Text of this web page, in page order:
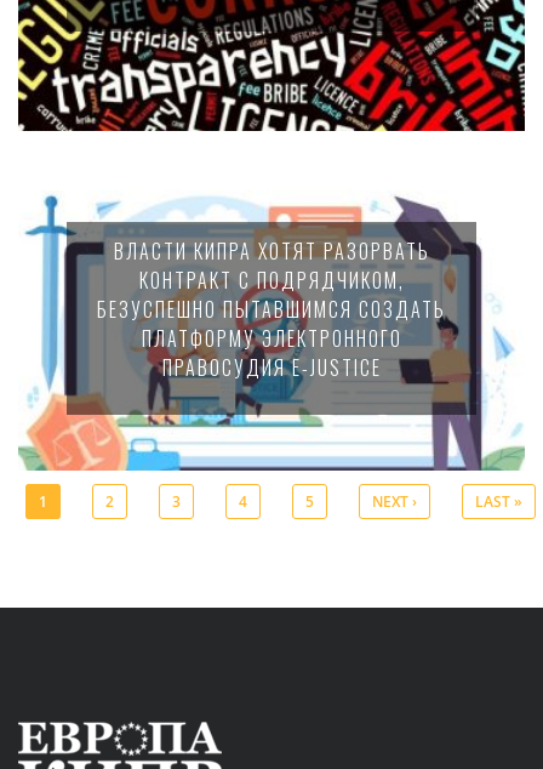
ВЛАСТИ КИПРА ХОТЯТ РАЗОРВАТЬ
КОНТРАКТ С ПОДРЯДЧИКОМ,
БЕЗУСПЕШНО ПЫТАВШИМСЯ СОЗДАТЬ
ПЛАТФОРМУ ЭЛЕКТРОННОГО
ПРАВОСУДИЯ E-JUSTICE
1 2 3 4 5 NEXT › LAST »